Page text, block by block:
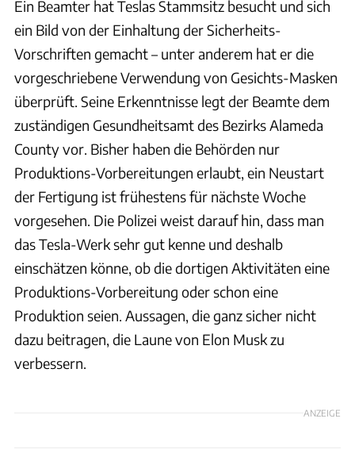
Ein Beamter hat Teslas Stammsitz besucht und sich
ein Bild von der Einhaltung der Sicherheits-
Vorschriften gemacht – unter anderem hat er die
vorgeschriebene Verwendung von Gesichts-Masken
überprüft. Seine Erkenntnisse legt der Beamte dem
zuständigen Gesundheitsamt des Bezirks Alameda
County vor. Bisher haben die Behörden nur
Produktions-Vorbereitungen erlaubt, ein Neustart
der Fertigung ist frühestens für nächste Woche
vorgesehen. Die Polizei weist darauf hin, dass man
das Tesla-Werk sehr gut kenne und deshalb
einschätzen könne, ob die dortigen Aktivitäten eine
Produktions-Vorbereitung oder schon eine
Produktion seien. Aussagen, die ganz sicher nicht
dazu beitragen, die Laune von Elon Musk zu
verbessern.
ANZEIGE